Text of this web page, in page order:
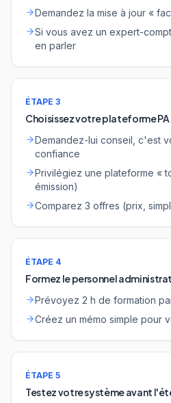
Demandez la mise à jour «
Si vous avez un expert-
en parler
ÉTAPE 3
Choisissez votre plateforme PA
Demandez-lui conseil, c'est
confiance
Privilégiez une plateforme «
émission)
Comparez 3 offres (prix,
ÉTAPE 4
Formez le personnel
Prévoyez 2 h de formation
Créez un mémo simple pour
ÉTAPE 5
Testez votre système avant